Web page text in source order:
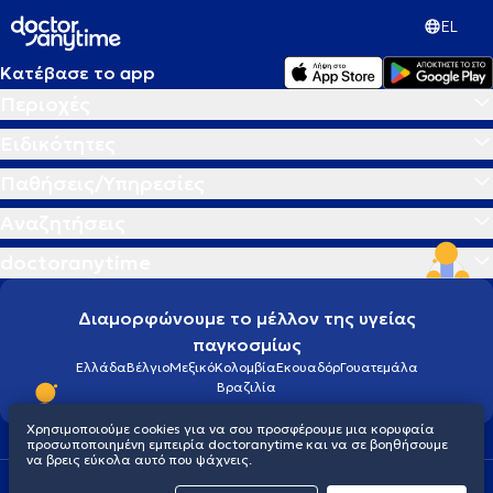
EL
Κατέβασε το app
Διαμορφώνουμε το μέλλον της υγείας
παγκοσμίως
ΕλλάδαΒέλγιοΜεξικόΚολομβίαΕκουαδόρΓουατεμάλα
Βραζιλία
Πολιτική προστασίας προσωπικού απορρήτου
Χρησιμοποιούμε cookies για να σου προσφέρουμε μια κορυφαία
προσωποποιημένη εμπειρία doctoranytime και να σε βοηθήσουμε
να βρεις εύκολα αυτό που ψάχνεις.